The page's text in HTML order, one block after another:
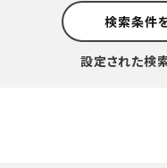
検索条件
設定された検